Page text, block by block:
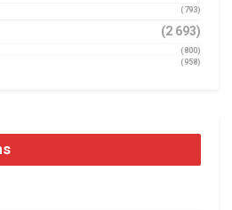
(793)
(2 693)
(800)
(958)